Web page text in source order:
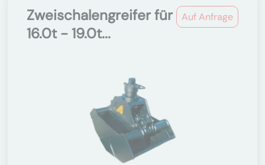
Auf Anfrage
Zweischalengreifer für
16.0t - 19.0t...